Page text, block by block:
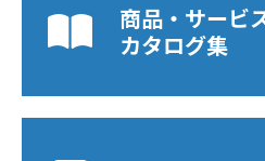
商品・サービ
カタログ集